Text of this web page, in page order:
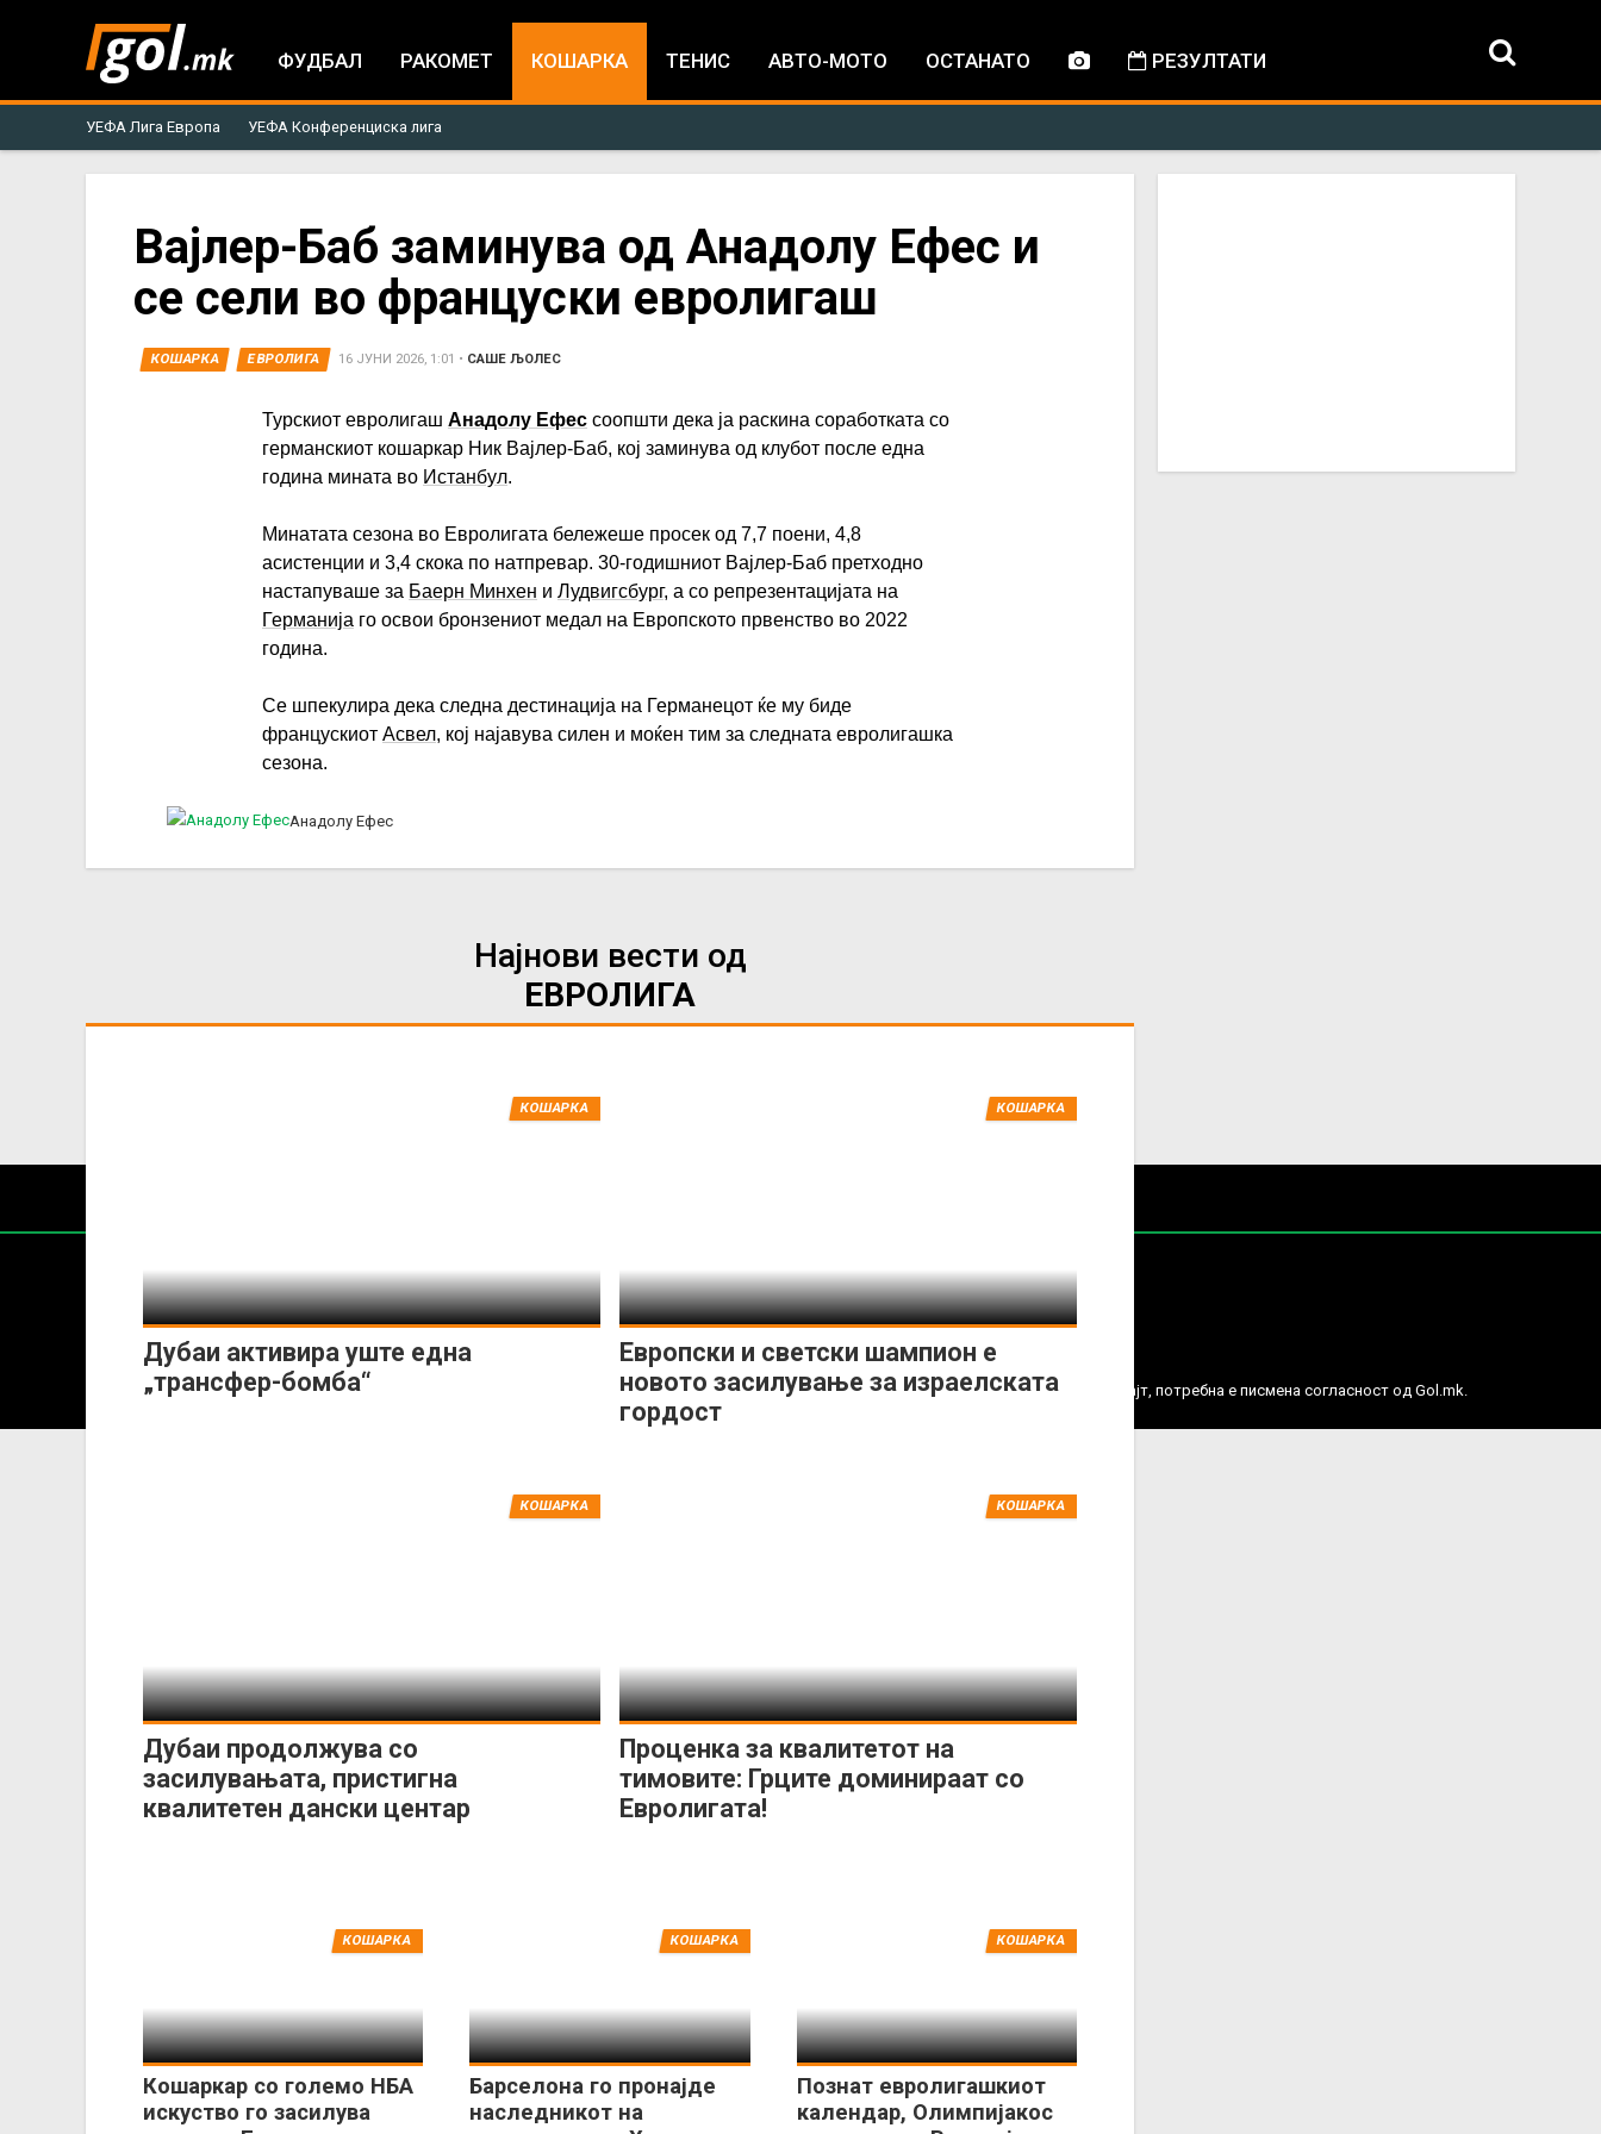
ФУДБАЛ РАКОМЕТ КОШАРКА ТЕНИС АВТО-МОТО ОСТАНАТО РЕЗУЛТАТИ
УЕФА Лига Европа УЕФА Конференциска лига
here
Вајлер-Баб заминува од Анадолу Ефес и
се сели во француски евролигаш
КОШАРКА ЕВРОЛИГА 16 ЈУНИ 2026, 1:01 • САШЕ ЉОЛЕС
Турскиот евролигаш Анадолу Ефес соопшти дека ја раскина соработката со
германскиот кошаркар Ник Вајлер-Баб, кој заминува од клубот после една
година мината во Истанбул.
Минатата сезона во Евролигата бележеше просек од 7,7 поени, 4,8
асистенции и 3,4 скока по натпревар. 30-годишниот Вајлер-Баб претходно
настапуваше за Баерн Минхен и Лудвигсбург, а со репрезентацијата на
Германија го освои бронзениот медал на Европското првенство во 2022
година.
Се шпекулира дека следна дестинација на Германецот ќе му биде
францускиот Асвел, кој најавува силен и моќен тим за следната евролигашка
сезона.
Анадолу Ефес
Најнови вести од
ЕВРОЛИГА
Дубаи активира уште една
„трансфер-бомба“
КОШАРКА
Европски и светски шампион е
новото засилување за израелската
гордост
КОШАРКА
Дубаи продолжува со
засилувањата, пристигна
квалитетен дански центар
КОШАРКА
Проценка за квалитетот на
тимовите: Грците доминираат со
Евролигата!
КОШАРКА
Кошаркар со големо НБА
искуство го засилува
КОШАРКА
Барселона го пронајде
наследникот на
КОШАРКА
Познат евролигашкиот
календар, Олимпијакос
КОШАРКА
© 2016-2026 Gol.mk
Сите права задржани
Содржините на Gol.mk се заштитени со Законот за авторското право и сродните права.
За секоја форма на распространување, репродукција или комерцијална употреба на текстови, фотографии или податоци од овој веб сајт, потребна е писмена согласност од Gol.mk.